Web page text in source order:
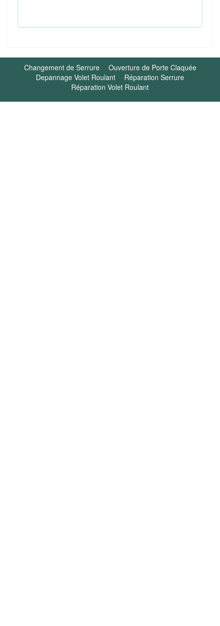
Changement de Serrure
Ouverture de Porte Claquée
Depannage Volet Roulant
Réparation Serrure
Réparation Volet Roulant